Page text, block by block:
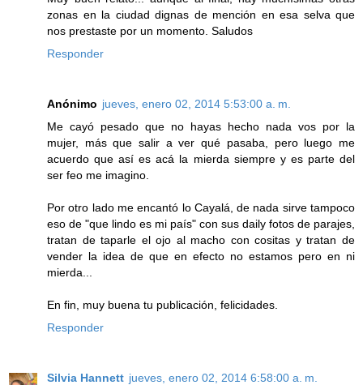
zonas en la ciudad dignas de mención en esa selva que
nos prestaste por un momento. Saludos
Responder
Anónimo jueves, enero 02, 2014 5:53:00 a. m.
Me cayó pesado que no hayas hecho nada vos por la
mujer, más que salir a ver qué pasaba, pero luego me
acuerdo que así es acá la mierda siempre y es parte del
ser feo me imagino.
Por otro lado me encantó lo Cayalá, de nada sirve tampoco
eso de "que lindo es mi país" con sus daily fotos de parajes,
tratan de taparle el ojo al macho con cositas y tratan de
vender la idea de que en efecto no estamos pero en ni
mierda...
En fin, muy buena tu publicación, felicidades.
Responder
Silvia Hannett jueves, enero 02, 2014 6:58:00 a. m.